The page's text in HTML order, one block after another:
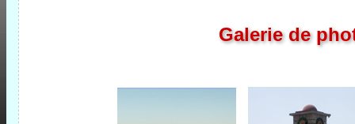
Galerie de